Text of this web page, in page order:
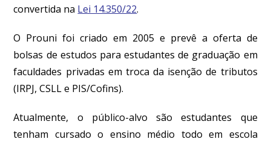
convertida na Lei 14.350/22.
O Prouni foi criado em 2005 e prevê a oferta de
bolsas de estudos para estudantes de graduação em
faculdades privadas em troca da isenção de tributos
(IRPJ, CSLL e PIS/Cofins).
Atualmente, o público-alvo são estudantes que
tenham cursado o ensino médio todo em escola